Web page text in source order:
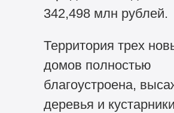
342,498 млн рублей.
Территория трех
домов полностью
благоустроена,
деревья и